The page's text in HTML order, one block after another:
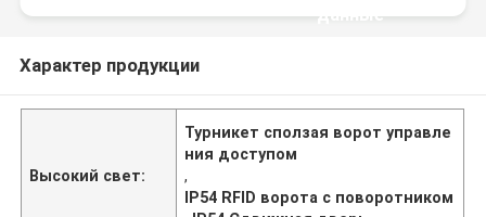
данные
Характер продукции
Высокий свет:
Турникет сползая ворот управле
ния доступом
,
IP54 RFID ворота с поворотником